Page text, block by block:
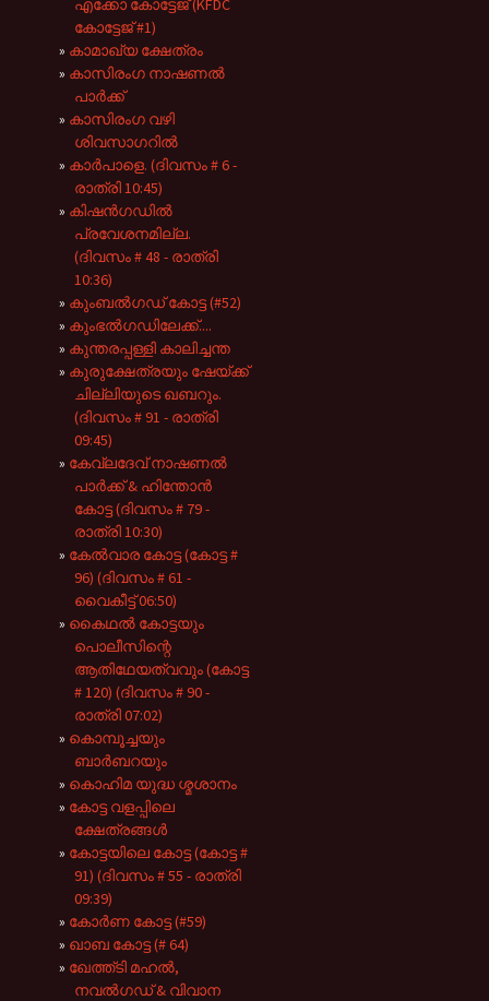
എക്കോ കോട്ടേജ് (KFDC
കോട്ടേജ് #1)
കാമാഖ്യ ക്ഷേത്രം
കാസിരംഗ നാഷണൽ
പാർക്ക്
കാസിരംഗ വഴി
ശിവസാഗറിൽ
കാർപാളെ. (ദിവസം # 6 -
രാത്രി 10:45)
കിഷൻഗഡിൽ
പ്രവേശനമില്ല.
(ദിവസം # 48 - രാത്രി
10:36)
കുംബൽഗഡ് കോട്ട (#52)
കുംഭൽഗഡിലേക്ക്....
കുന്തരപ്പള്ളി കാലിച്ചന്ത
കുരുക്ഷേത്രയും ഷേയ്ക്ക്
ചില്ലിയുടെ ഖബറും.
(ദിവസം # 91 - രാത്രി
09:45)
കേവ്ലദേവ് നാഷണൽ
പാർക്ക് & ഹിന്തോൻ
കോട്ട (ദിവസം # 79 -
രാത്രി 10:30)
കേൽവാര കോട്ട (കോട്ട #
96) (ദിവസം # 61 -
വൈകീട്ട് 06:50)
കൈഥൽ കോട്ടയും
പൊലീസിന്റെ
ആതിഥേയത്വവും (കോട്ട
# 120) (ദിവസം # 90 -
രാത്രി 07:02)
കൊമ്പൂച്ചയും
ബാർബറയും
കൊഹിമ യുദ്ധ ശ്മശാനം
കോട്ട വളപ്പിലെ
ക്ഷേത്രങ്ങൾ
കോട്ടയിലെ കോട്ട (കോട്ട #
91) (ദിവസം # 55 - രാത്രി
09:39)
കോർണ കോട്ട (#59)
ഖാബ കോട്ട (# 64)
ഖേത്ത്ടി മഹൽ,
നവൽഗഡ് & വിവാന